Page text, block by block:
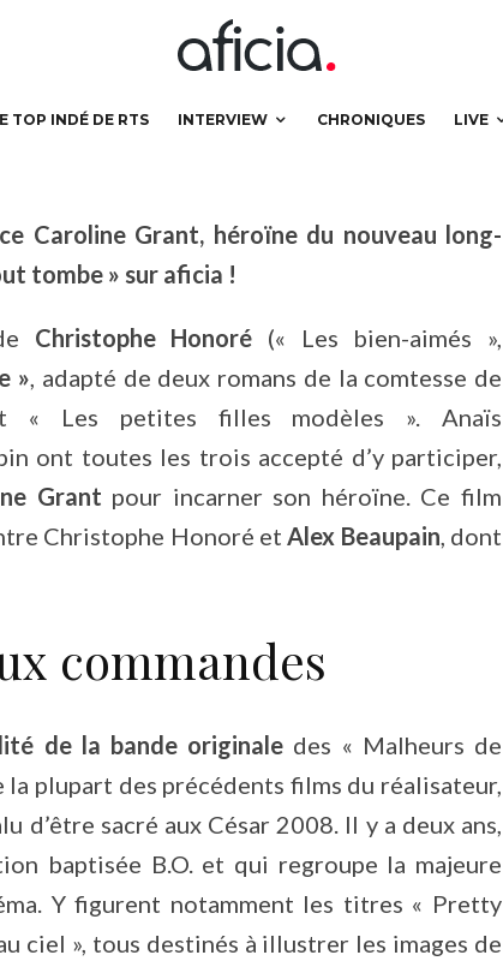
TOP INDÉ DE RTS INTERVIEW CHRONIQUES LIVE
Caroline Grant, héroïne du nouveau long-
tombe » sur aficia !
Christophe Honoré (« Les bien-aimés »,
», adapté de deux romans de la comtesse de
Les petites filles modèles ». Anaïs
ont toutes les trois accepté d’y participer,
Grant pour incarner son héroïne. Ce film
Christophe Honoré etAlex Beaupain, dont
commandes
de la bande originale des « Malheurs de
la plupart des précédents films du réalisateur,
d’être sacré aux César 2008. Il y a deux ans,
baptisée B.O. et qui regroupe la majeure
Y figurent notamment les titres « Pretty
ciel », tous destinés à illustrer les images de